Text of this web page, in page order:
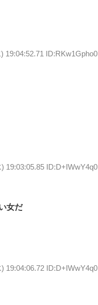
19:04:52.71 ID:RKw1Gpho0
19:03:05.85 ID:D+IWwY4q0
女だ
19:04:06.72 ID:D+IWwY4q0